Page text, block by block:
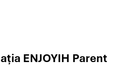
ENJOYIH Parent